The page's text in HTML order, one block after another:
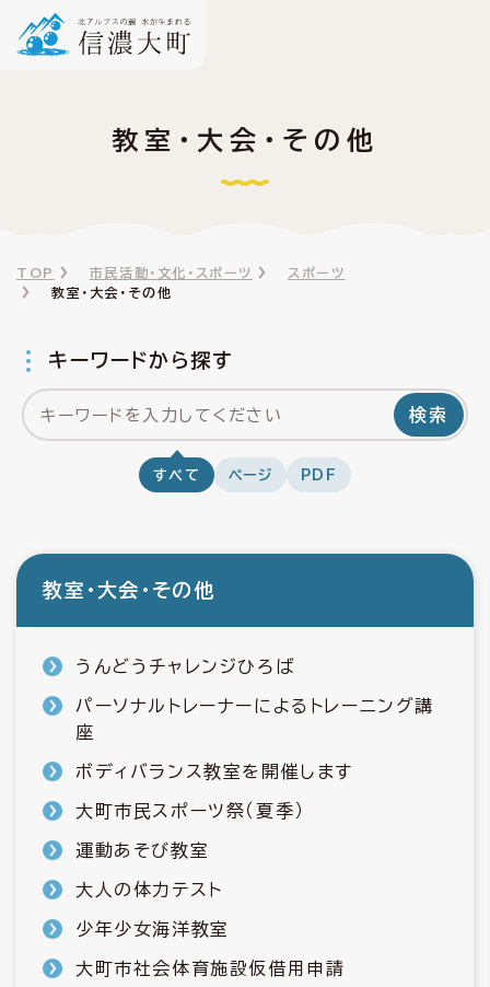
教室・大会・その他
TOP 市民活動・文化・スポーツ
スポーツ
教室・大会・その他
キーワードから探す
検索
すべて ページ PDF
教室・大会・その他
うんどうチャレンジひろば
パーソナルトレーナーによるトレーニング講
座
ボディバランス教室を開催します
大町市民スポーツ祭（夏季）
運動あそび教室
大人の体力テスト
少年少女海洋教室
大町市社会体育施設仮借用申請